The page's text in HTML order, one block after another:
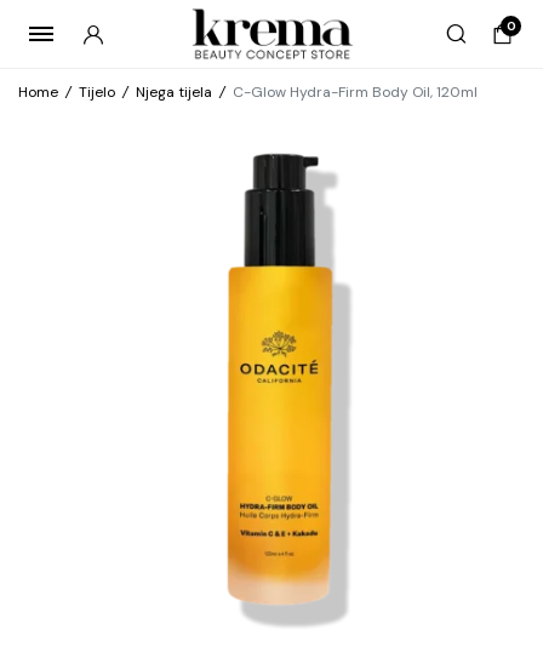
0
Home / Tijelo / Njega tijela / C-Glow Hydra-Firm Body Oil, 120ml